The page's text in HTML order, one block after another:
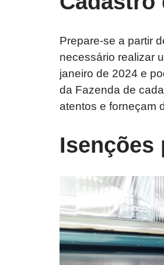
Prepare-se a partir
necessário realizar
janeiro de 2024 e
da Fazenda de
atentos e forneçam
Isenções